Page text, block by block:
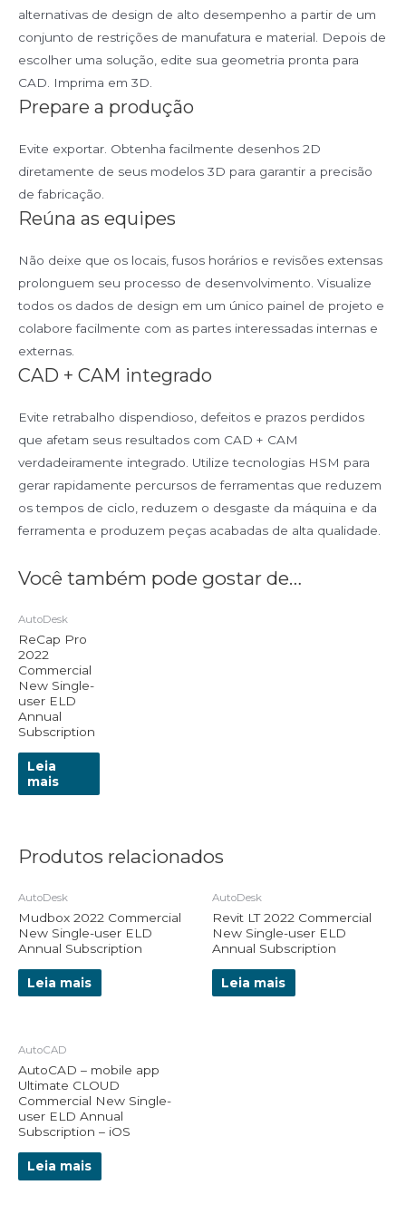
alternativas de design de alto desempenho a partir de um
conjunto de restrições de manufatura e material. Depois de
escolher uma solução, edite sua geometria pronta para
CAD. Imprima em 3D.
Prepare a produção
Evite exportar. Obtenha facilmente desenhos 2D
diretamente de seus modelos 3D para garantir a precisão
de fabricação.
Reúna as equipes
Não deixe que os locais, fusos horários e revisões extensas
prolonguem seu processo de desenvolvimento. Visualize
todos os dados de design em um único painel de projeto e
colabore facilmente com as partes interessadas internas e
externas.
CAD + CAM integrado
Evite retrabalho dispendioso, defeitos e prazos perdidos
que afetam seus resultados com CAD + CAM
verdadeiramente integrado. Utilize tecnologias HSM para
gerar rapidamente percursos de ferramentas que reduzem
os tempos de ciclo, reduzem o desgaste da máquina e da
ferramenta e produzem peças acabadas de alta qualidade.
Você também pode gostar de…
AutoDesk
ReCap Pro
2022
Commercial
New Single-
user ELD
Annual
Subscription
Leia
mais
Produtos relacionados
AutoDesk
Mudbox 2022 Commercial
New Single-user ELD
Annual Subscription
Leia mais
AutoDesk
Revit LT 2022 Commercial
New Single-user ELD
Annual Subscription
Leia mais
AutoCAD
AutoCAD – mobile app
Ultimate CLOUD
Commercial New Single-
user ELD Annual
Subscription – iOS
Leia mais